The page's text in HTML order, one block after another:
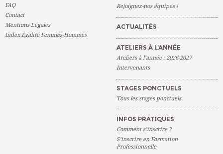
FAQ
Contact
Mentions Légales
Index Égalité Femmes-Hommes
Rejoignez-nos équipes !
ACTUALITÉS
ATELIERS À L’ANNÉE
Ateliers à l’année : 2026-2027
Intervenants
STAGES PONCTUELS
Tous les stages ponctuels
INFOS PRATIQUES
Comment s’inscrire ?
S’inscrire en Formation
Professionnelle